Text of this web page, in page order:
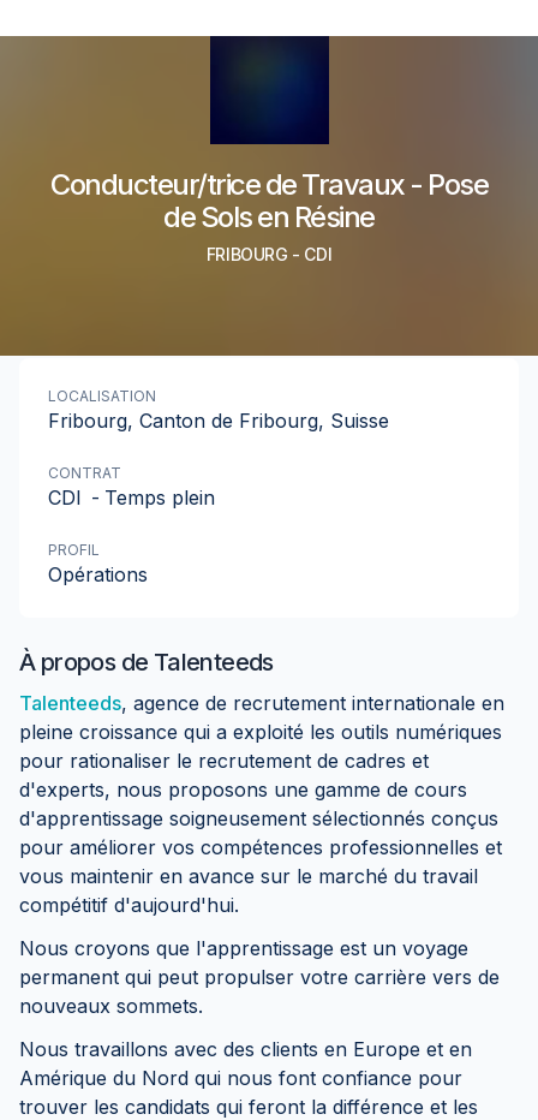
Conducteur/trice de Travaux - Pose
de Sols en Résine
FRIBOURG - CDI
À propos de Talenteeds
Talenteeds, agence de recrutement internationale en
pleine croissance qui a exploité les outils numériques
pour rationaliser le recrutement de cadres et
d'experts, nous proposons une gamme de cours
d'apprentissage soigneusement sélectionnés conçus
pour améliorer vos compétences professionnelles et
vous maintenir en avance sur le marché du travail
compétitif d'aujourd'hui.
Nous croyons que l'apprentissage est un voyage
permanent qui peut propulser votre carrière vers de
nouveaux sommets.
Nous travaillons avec des clients en Europe et en
Amérique du Nord qui nous font confiance pour
trouver les candidats qui feront la différence et les
LOCALISATION
Fribourg, Canton de Fribourg, Suisse
CONTRAT
CDI - Temps plein
PROFIL
Opérations